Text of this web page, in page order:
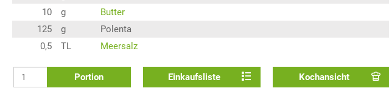
10
g
Butter
125
g
Polenta
0,5
TL Meersalz
Portion Einkaufsliste Kochansicht